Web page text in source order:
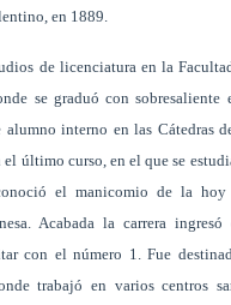
en 1889.
de licenciatura en la
se graduó con sobresaliente
alumno interno en las Cátedras
último curso, en el que se
el manicomio de la
Acabada la carrera
con el número 1. Fue
trabajó en varios centros